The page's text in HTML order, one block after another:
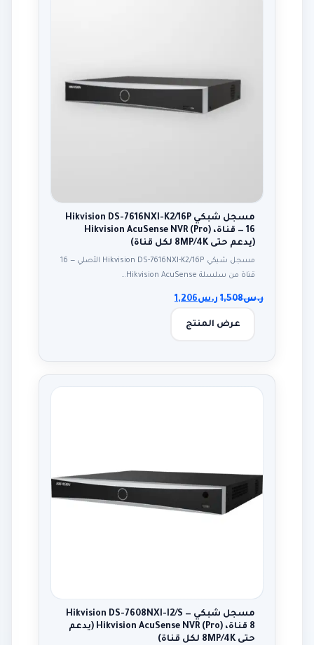
مسجل شبكي Hikvision DS-7616NXI-K2/16P
— 16 قناة، Hikvision AcuSense NVR (Pro)
(يدعم حتى 8MP/4K لكل قناة)
مسجل شبكي Hikvision DS-7616NXI-K2/16P الأصلي — 16
قناة من سلسلة Hikvision AcuSense…
ر.س1,508 ر.س1,206
عرض المنتج
مسجل شبكي Hikvision DS-7608NXI-I2/S —
8 قناة، Hikvision AcuSense NVR (Pro) (يدعم
حتى 8MP/4K لكل قناة)